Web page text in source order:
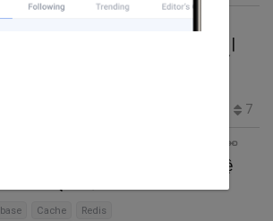
2, 2025 8:33 SA
7
pháp Caching Hiệu quả cho Hệ
Cache Redis